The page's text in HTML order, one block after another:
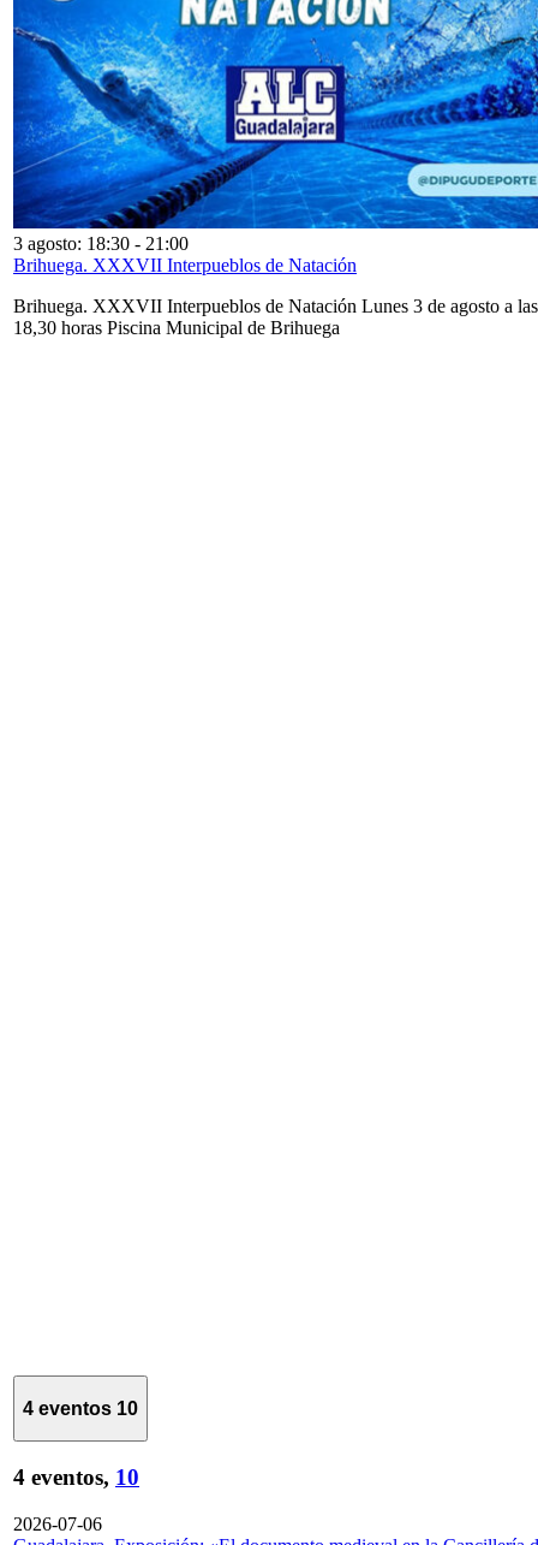
3 agosto: 18:30 - 21:00
Brihuega. XXXVII Interpueblos de Natación
Brihuega. XXXVII Interpueblos de Natación Lunes 3 de agosto a las
18,30 horas Piscina Municipal de Brihuega
4 eventos 10
4 eventos, 10
2026-07-06